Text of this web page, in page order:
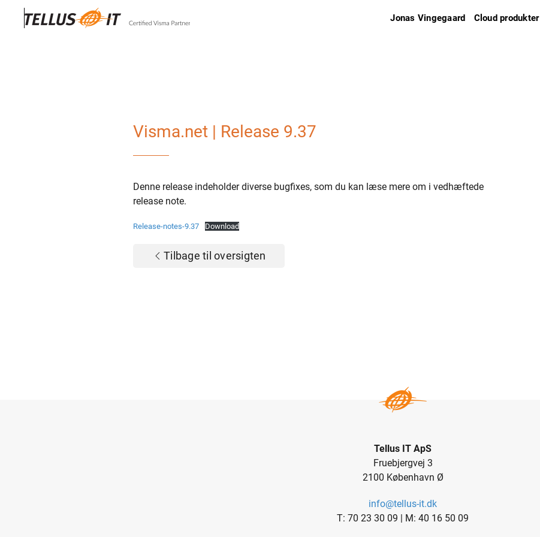
Gå til hovedindhold
Jonas Vingegaard Cloud produkter
Visma.net | Release 9.37
Denne release indeholder diverse bugfixes, som du kan læse mere om i vedhæftede
release note.
Release-notes-9.37 Download
Tilbage til oversigten
Tellus IT ApS
Fruebjergvej 3
2100 København Ø
info@tellus-it.dk
T: 70 23 30 09 | M: 40 16 50 09